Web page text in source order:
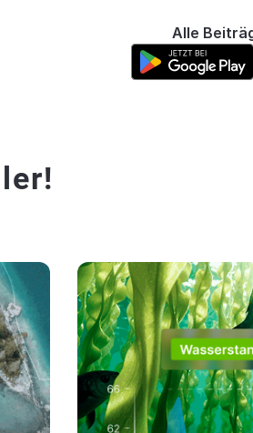
Alle